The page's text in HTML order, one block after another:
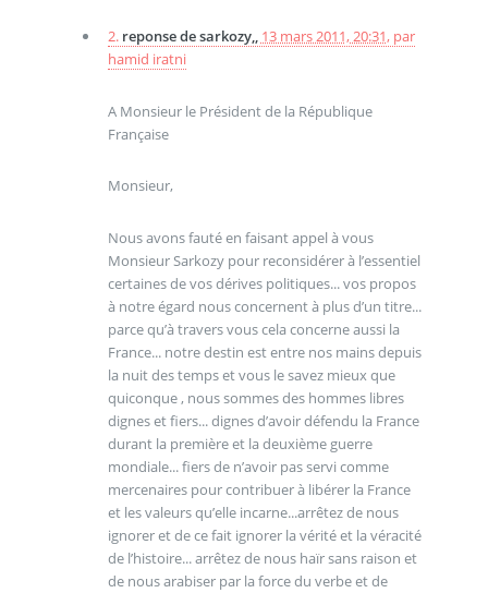
2. reponse de sarkozy,, 13 mars 2011, 20:31, par
hamid iratni
A Monsieur le Président de la République
Française
Monsieur,
Nous avons fauté en faisant appel à vous
Monsieur Sarkozy pour reconsidérer à l’essentiel
certaines de vos dérives politiques... vos propos
à notre égard nous concernent à plus d’un titre...
parce qu’à travers vous cela concerne aussi la
France... notre destin est entre nos mains depuis
la nuit des temps et vous le savez mieux que
quiconque , nous sommes des hommes libres
dignes et fiers... dignes d’avoir défendu la France
durant la première et la deuxième guerre
mondiale... fiers de n’avoir pas servi comme
mercenaires pour contribuer à libérer la France
et les valeurs qu’elle incarne...arrêtez de nous
ignorer et de ce fait ignorer la vérité et la véracité
de l’histoire... arrêtez de nous haïr sans raison et
de nous arabiser par la force du verbe et de